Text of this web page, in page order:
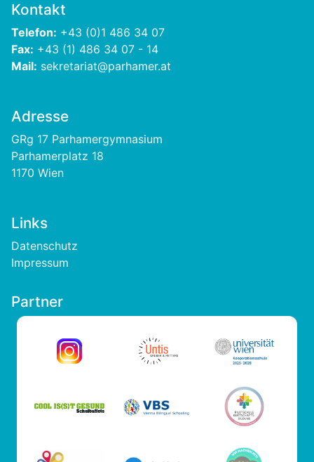
Kontakt
Telefon: +43 (0)1 486 34 07
Fax: +43 (1) 486 34 07 - 14
Mail: sekretariat@parhamer.at
Adresse
GRg 17 Parhamergymnasium
Parhamerplatz 18
1170 Wien
Links
Footer
Datenschutz
Impressum
Partner